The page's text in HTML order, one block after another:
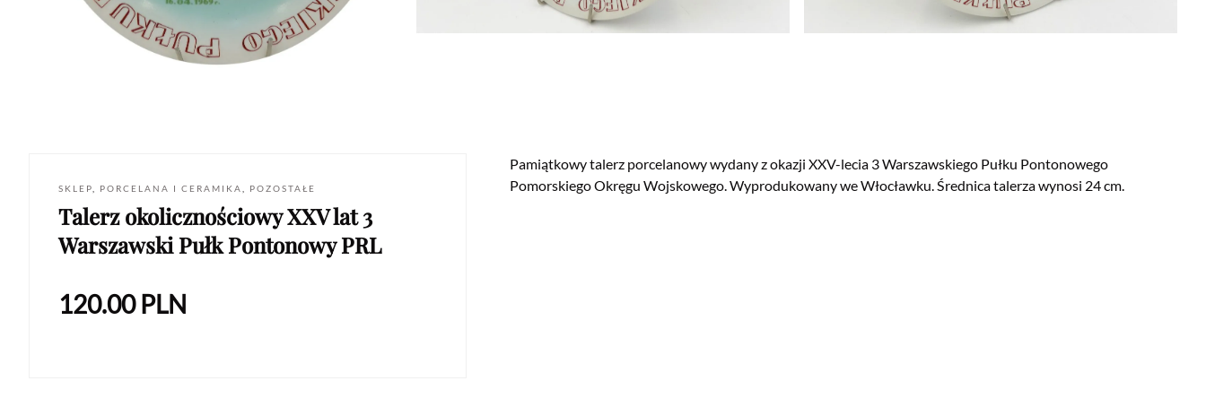
SKLEP PORCELANA I CERAMIKA POZOSTAŁE
Talerz okolicznościowy XXV lat 3
Warszawski Pułk Pontonowy PRL
120.00PLN
Pamiątkowy talerz porcelanowy wydany z okazji XXV-lecia 3 Warszawskiego Pułku Pontonowego
Pomorskiego Okręgu Wojskowego. Wyprodukowany we Włocławku. Średnica talerza wynosi 24 cm.